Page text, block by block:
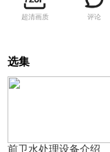
超清画质 评论
选集
前卫水处理设备介绍